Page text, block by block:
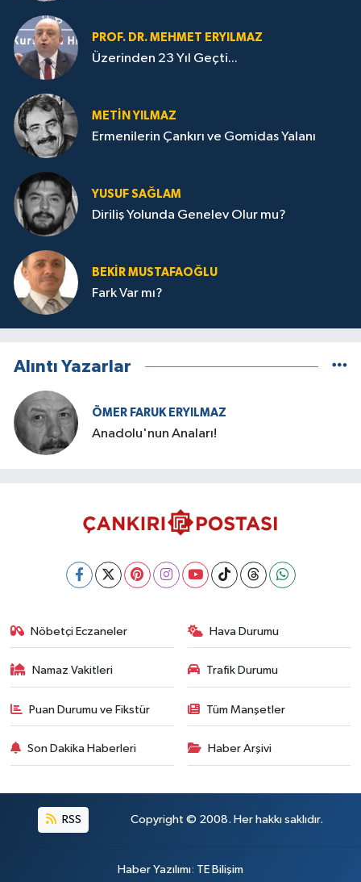
PROF. DR. MEHMET ERYILMAZ
Üzerinden 23 Yıl Geçti...
METIN YILMAZ
Ermenilerin Çankırı ve Gomidas Yalanı
YUSUF SAĞLAM
Diriliş Yolunda Genelev Olur mu?
BEKIR MUSTAFAOĞLU
Fark Var mı?
Alıntı Yazarlar
ÖMER FARUK ERYILMAZ
Anadolu'nun Anaları!
Nöbetçi Eczaneler Hava Durumu
Namaz Vakitleri Trafik Durumu
Puan Durumu ve Fikstür Tüm Manşetler
Son Dakika Haberleri Haber Arşivi
RSS Copyright © 2008. Her hakkı saklıdır.
Haber Yazılımı: TE Bilişim